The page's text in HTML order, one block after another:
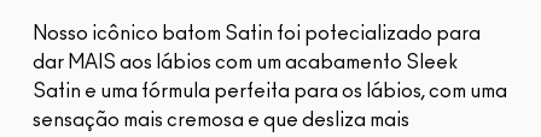
Nosso icônico batom Satin foi potecializado para
dar MAIS aos lábios com um acabamento Sleek
Satin e uma fórmula perfeita para os lábios, com uma
sensação mais cremosa e que desliza mais